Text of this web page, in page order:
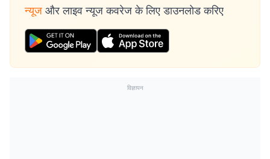
न्यूज और लाइव न्यूज कवरेज के लिए डाउनलोड करिए
विज्ञापन